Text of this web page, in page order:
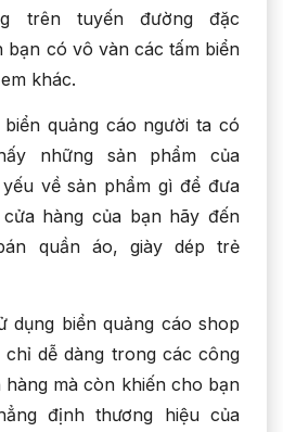
trên tuyến đường đặc
bạn có vô vàn các tấm biển
khác.
quảng cáo người ta có
những sản phẩm của
về sản phẩm gì để đưa
hàng của bạn hãy đến
quần áo, giày dép trẻ
dụng biển quảng cáo shop
dễ dàng trong các công
mà còn khiến cho bạn
định thương hiệu của